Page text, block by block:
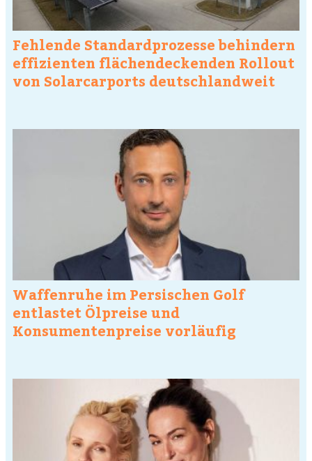
Fehlende Standardprozesse behindern
effizienten flächendeckenden Rollout
von Solarcarports deutschlandweit
Waffenruhe im Persischen Golf
entlastet Ölpreise und
Konsumentenpreise vorläufig